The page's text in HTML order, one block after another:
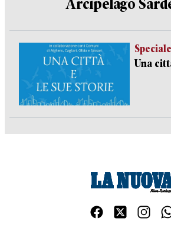
Arcipelago
Speciale
Una